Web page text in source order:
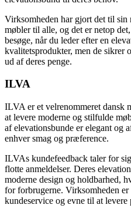
Virksomheden har gjort det til
møbler til alle, og det er netop
besøge, når du leder efter en
kvalitetsprodukter, men de sikrer
ud af deres penge.
ILVA
ILVA er et velrenommeret dansk
at levere moderne og stilfulde
af elevationsbunde er elegant og
enhver smag og præference.
ILVAs kundefeedback taler for
flotte anmeldelser. Deres
moderne design og holdbarhed,
for forbrugerne. Virksomheden
kundeservice og evne til at